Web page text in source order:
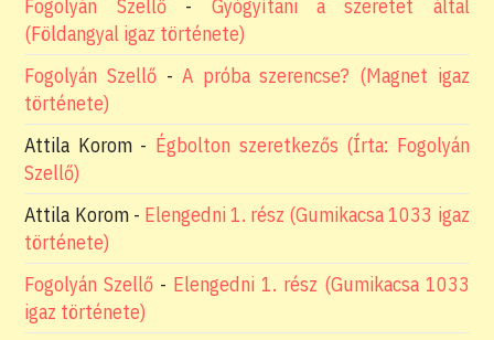
Fogolyán Szellő- Gyógyítani a szeretet által
(Földangyal igaz története)
Fogolyán Szellő -A próba szerencse? (Magnet igaz
története)
Attila Korom- Égbolton szeretkezős (Írta: Fogolyán
Szellő)
Attila Korom- Elengedni 1. rész (Gumikacsa 1033 igaz
története)
Fogolyán Szellő - Elengedni 1. rész (Gumikacsa 1033
igaz története)